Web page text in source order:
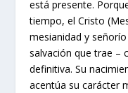
está presente.
tiempo, el Cristo
mesianidad y
salvación que trae –
definitiva. Su
acentúa su carácter